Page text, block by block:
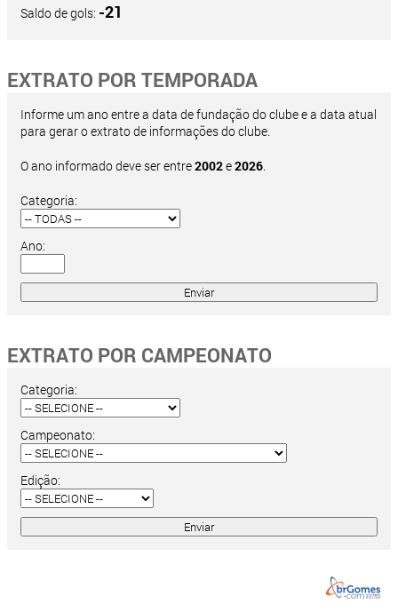
Saldo de gols: -21
EXTRATO POR TEMPORADA
Informe um ano entre a data de fundação do clube e a data atual
para gerar o extrato de informações do clube.
O ano informado deve ser entre2002e2026.
Categoria:
Ano:
EXTRATO POR CAMPEONATO
Categoria:
Campeonato:
Edição: